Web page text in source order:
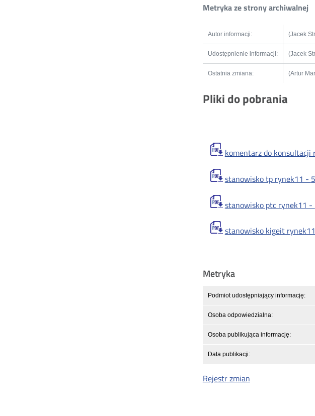
Metryka ze strony archiwalnej
Autor informacji: (Jacek
Udostępnienie informacji: (Jacek
Ostatnia zmiana: (Artur
Pliki do pobrania
komentarz do konsultacji
stanowisko tp rynek11 -
stanowisko ptc rynek11 -
stanowisko kigeit
Metryka
Podmiot udostępniający informację:
Osoba odpowiedzialna:
Osoba publikująca informację:
Data publikacji:
Rejestr zmian